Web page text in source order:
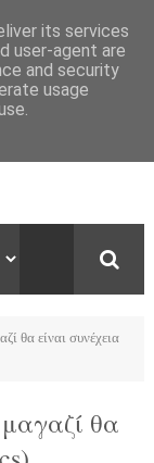
θα είναι συνέχεια
θα
its services
user-agent are
and security
usage